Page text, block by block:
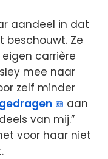
aandeel in dat
beschouwt. Ze
carrière
mee naar
zelf minder
aan
van mij.”
voor haar niet